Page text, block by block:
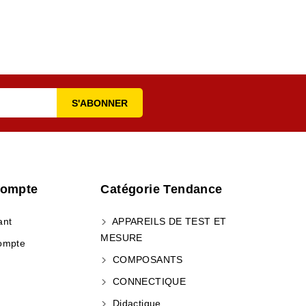
Catégorie Tendance
APPAREILS DE TEST ET
MESURE
COMPOSANTS
CONNECTIQUE
Didactique